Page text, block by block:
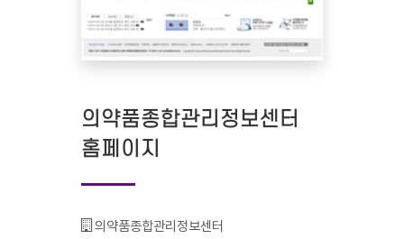
의약품종합관리정보센터
홈페이지
기관명 :
의약품종합관리정보센터